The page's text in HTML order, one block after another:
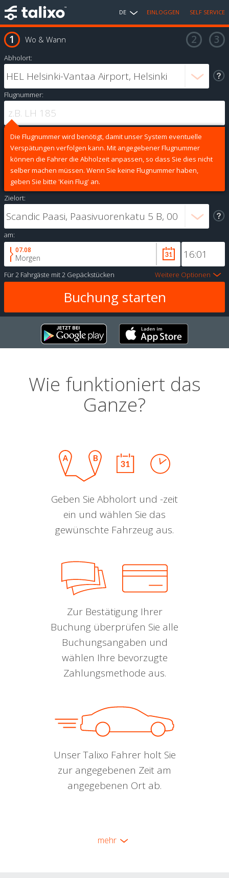
DE EINLOGGEN SELF SERVICE
Wo & Wann
Abholort:
Flugnummer:
Die Flugnummer wird benötigt, damit unser System eventuelle
Verspätungen verfolgen kann. Mit angegebener Flugnummer
können die Fahrer die Abholzeit anpassen, so dass Sie dies nicht
selber machen müssen. Wenn Sie keine Flugnummer haben,
geben Sie bitte 'Kein Flug' an.
Zielort:
am:
07.08
Morgen
Für2 Fahrgäste mit2 Gepäckstücken Weitere Optionen
Wie funktioniert das
Ganze?
Geben Sie Abholort und -zeit
ein und wählen Sie das
gewünschte Fahrzeug aus.
Zur Bestätigung Ihrer
Buchung überprüfen Sie alle
Buchungsangaben und
wählen Ihre bevorzugte
Zahlungsmethode aus.
Unser Talixo Fahrer holt Sie
zur angegebenen Zeit am
angegebenen Ort ab.
mehr